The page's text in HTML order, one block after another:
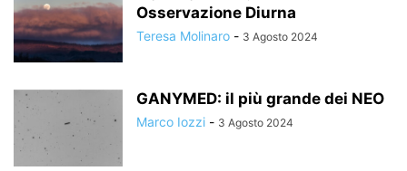
Osservazione Diurna
Teresa Molinaro - 3 Agosto 2024
GANYMED: il più grande dei NEO
Marco Iozzi - 3 Agosto 2024